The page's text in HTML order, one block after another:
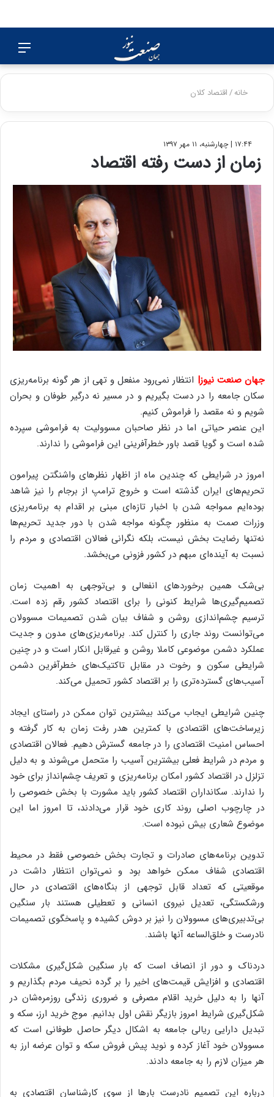
برای
خانه/اقتصاد کلان
۱۷:۴۴ | چهارشنبه، ۱۱ مهر ۱۳۹۷
زمان از دست رفته اقتصاد
جهان صنعت نیوز| انتظار نمی‌رود منفعل و تهی از هر گونه برنامه‌ریزی
سکان جامعه را در دست بگیریم و در مسیر نه درگیر طوفان و بحران
شویم و نه مقصد را فراموش کنیم.
این عنصر حیاتی اما در نظر صاحبان مسوولیت به فراموشی سپرده
شده است و گویا قصد باور خطرآفرینی این فراموشی را ندارند.
امروز در شرایطی که چندین ماه از اظهار نظرهای واشنگتن پیرامون
تحریم‌های ایران گذشته است و خروج ترامپ از برجام را نیز شاهد
بوده‌ایم ممواجه شدن با اخبار تازه‌ای مبنی بر اقدام به برنامه‌ریزی
وزرات صمت به منظور چگونه مواجه شدن با دور جدید تحریم‌ها
نه‌تنها رضایت بخش نیست، بلکه نگرانی فعالان اقتصادی و مردم را
نسبت به آینده‌ای مبهم در کشور فزونی می‌بخشد.
بی‌شک همین برخوردهای انفعالی و بی‌توجهی به اهمیت زمان
تصمیم‌گیری‌ها شرایط کنونی را برای اقتصاد کشور رقم زده است.
ترسیم چشم‌اندازی روشن و شفاف بیان شدن تصمیمات مسوولان
می‌توانست روند جاری را کنترل کند. برنامه‌ریزی‌های مدون و جدیت
عملکرد دشمن موضوعی کاملا روشن و غیر‌قابل انکار است و در چنین
شرایطی سکون و رخوت در مقابل تاکتیک‌های خطر‌آفرین دشمن
آسیب‌های گسترده‌تری را بر اقتصاد کشور تحمیل می‌کند.
چنین شرایطی ایجاب می‌کند بیشترین توان ممکن در راستای ایجاد
زیرساخت‌های اقتصادی با کمترین هدر رفت زمان به کار گرفته و
احساس امنیت اقتصادی را در جامعه گسترش دهیم. فعالان اقتصادی
و مردم در شرایط فعلی بیشترین آسیب را متحمل می‌شوند و به دلیل
تزلزل در اقتصاد کشور امکان برنامه‌ریزی و تعریف چشم‌انداز برای خود
را ندارند. سکانداران اقتصاد کشور باید مشورت با بخش خصوصی را
در چارچوب اصلی روند کاری خود قرار می‌دادند، تا امروز اما این
موضوع شعاری بیش نبوده است.
تدوین برنامه‌های صادرات و تجارت بخش خصوصی فقط در محیط
اقتصادی شفاف ممکن خواهد بود و نمی‌توان انتظار داشت در
موقعیتی که تعداد قابل توجهی از بنگاه‌های اقتصادی در حال
ورشکستگی، تعدیل نیروی انسانی و تعطیلی هستند بار سنگین
بی‌تدبیری‌های مسوولان را نیز بر دوش کشیده و پاسخگوی تصمیمات
نادرست و خلق‌الساعه آنها باشند.
دردناک و دور از انصاف است که بار سنگین شکل‌گیری مشکلات
اقتصادی و افزایش قیمت‌های اخیر را بر گرده نحیف مردم بگذاریم و
آنها را به دلیل خرید اقلام مصرفی و ضروری زندگی روزمره‌شان در
شکل‌گیری شرایط امروز بازیگر نقش اول بدانیم. موج خرید ارز، سکه و
تبدیل دارایی ریالی جامعه به اشکال دیگر حاصل طوفانی است که
مسوولان خود آغاز کرده و نوید پیش فروش سکه و توان عرضه ارز به
هر میزان لازم را به جامعه دادند.
درباره این تصمیم نادرست بارها از سوی کارشناسان اقتصادی به